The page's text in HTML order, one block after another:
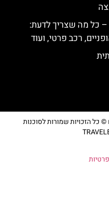
– כל מה שצריך לדעת:
רכב פרטי, ועוד
כל הזכויות שמורות לסוכנות